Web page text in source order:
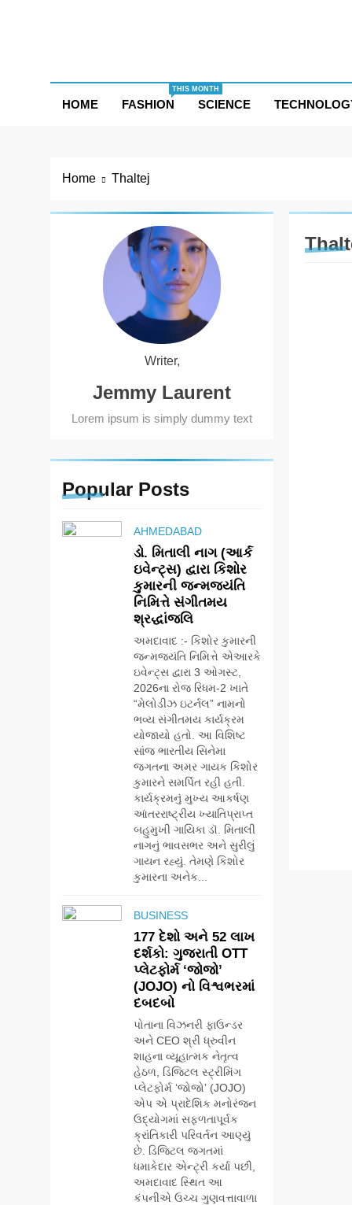
HOME FASHION
THIS MONTH
SCIENCE
Home Thaltej
Writer,
Jemmy Laurent
Lorem ipsum is simply dummy text
Popular Posts
AHMEDABAD
ડો. મિતાલી નાગ (આર્ક
ઇવેન્ટ્સ) દ્વારા કિશોર
કુમારની જન્મજયંતિ
નિમિત્તે સંગીતમય
શ્રદ્ધાંજલિ
અમદાવાદ :- કિશોર કુમારની
જન્મજયંતિ નિમિત્તે એઆરકે
ઇવેન્ટ્સ દ્વારા 3 ઓગસ્ટ,
2026ના રોજ રિધમ-2 ખાતે
“મેલોડીઝ ઇટર્નલ” નામનો
ભવ્ય સંગીતમય કાર્યક્રમ
યોજાયો હતો. આ વિશિષ્ટ
સાંજ ભારતીય સિનેમા
જગતના અમર ગાયક કિશોર
કુમારને સમર્પિત રહી હતી.
કાર્યક્રમનું મુખ્ય આકર્ષણ
આંતરરાષ્ટ્રીય ખ્યાતિપ્રાપ્ત
બહુમુખી ગાયિકા ડૉ. મિતાલી
નાગનું ભાવસભર અને સુરીલું
ગાયન રહ્યું. તેમણે કિશોર
કુમારના અનેક...
BUSINESS
177 દેશો અને 52 લાખ
દર્શકો: ગુજરાતી OTT
પ્લેટફોર્મ ‘જોજો’
(JOJO) નો વિશ્વભરમાં
દબદબો
પોતાના વિઝનરી ફાઉન્ડર
અને CEO શ્રી ધ્રુવીન
શાહના વ્યૂહાત્મક નેતૃત્વ
હેઠળ, ડિજિટલ સ્ટ્રીમિંગ
પ્લેટફોર્મ ‘જોજો’ (JOJO)
એપ એ પ્રાદેશિક મનોરંજન
ઉદ્યોગમાં સફળતાપૂર્વક
ક્રાંતિકારી પરિવર્તન આણ્યું
છે. ડિજિટલ જગતમાં
ધમાકેદાર એન્ટ્રી કર્યા પછી,
અમદાવાદ સ્થિત આ
કંપનીએ ઉચ્ચ ગુણવત્તાવાળા